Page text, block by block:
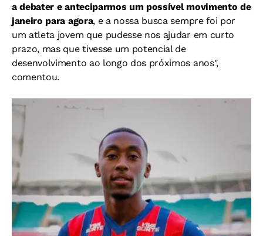
a debater e anteciparmos um possível movimento de
janeiro para agora, e a nossa busca sempre foi por
um atleta jovem que pudesse nos ajudar em curto
prazo, mas que tivesse um potencial de
desenvolvimento ao longo dos próximos anos",
comentou.